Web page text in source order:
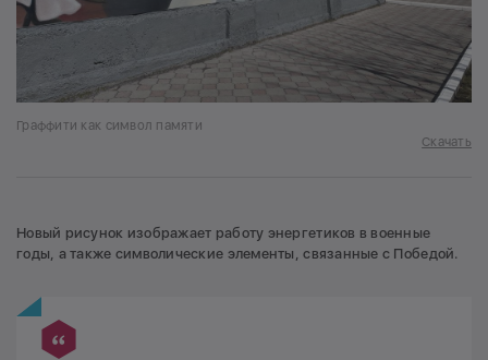
Граффити как символ памяти
Скачать
Новый рисунок изображает работу энергетиков в военные
годы, а также символические элементы, связанные с Победой.